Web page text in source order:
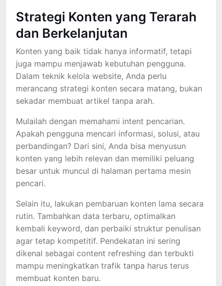
Strategi Konten yang Terarah
dan Berkelanjutan
Konten yang baik tidak hanya informatif, tetapi
juga mampu menjawab kebutuhan pengguna.
Dalam teknik kelola website, Anda perlu
merancang strategi konten secara matang, bukan
sekadar membuat artikel tanpa arah.
Mulailah dengan memahami intent pencarian.
Apakah pengguna mencari informasi, solusi, atau
perbandingan? Dari sini, Anda bisa menyusun
konten yang lebih relevan dan memiliki peluang
besar untuk muncul di halaman pertama mesin
pencari.
Selain itu, lakukan pembaruan konten lama secara
rutin. Tambahkan data terbaru, optimalkan
kembali keyword, dan perbaiki struktur penulisan
agar tetap kompetitif. Pendekatan ini sering
dikenal sebagai content refreshing dan terbukti
mampu meningkatkan trafik tanpa harus terus
membuat konten baru.